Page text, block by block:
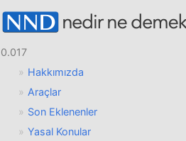
0.017
Hakkımızda
Araçlar
Son Eklenenler
Yasal Konular